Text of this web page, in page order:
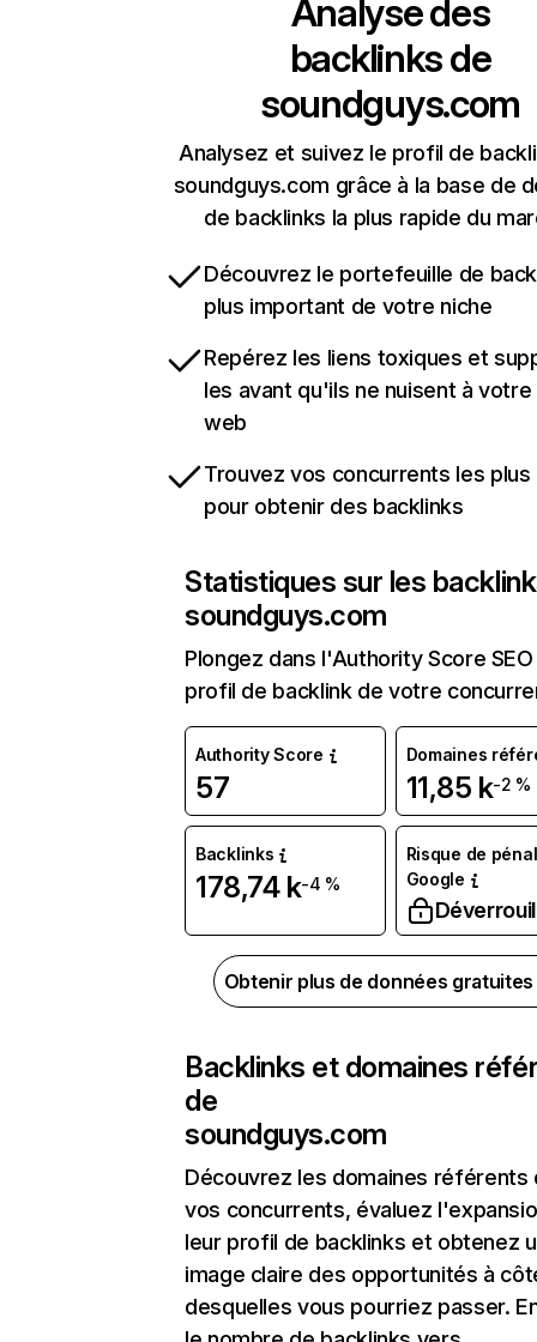
Analyse des
backlinks de
soundguys.com
Analysez et suivez le profil de
soundguys.com grâce à la base de
de backlinks la plus rapide du
Découvrez le portefeuille de
plus important de votre niche
Repérez les liens toxiques et
les avant qu'ils ne nuisent à
web
Trouvez vos concurrents les
pour obtenir des backlinks
Statistiques sur les
soundguys.com
Plongez dans l'Authority Score
profil de backlink de votre
Authority Score
57
Domaines
11,85 k-2 %
Backlinks
178,74 k-4 %
Risque de
Google
Obtenir plus de données
Backlinks et domaines
de
soundguys.com
Découvrez les domaines référents
vos concurrents, évaluez
leur profil de backlinks et obtenez
image claire des opportunités à
desquelles vous pourriez passer.